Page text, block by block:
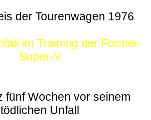
der Tourenwagen 1976
im Training der Formel-
Super-V
fünf Wochen vor seinem
tödlichen Unfall